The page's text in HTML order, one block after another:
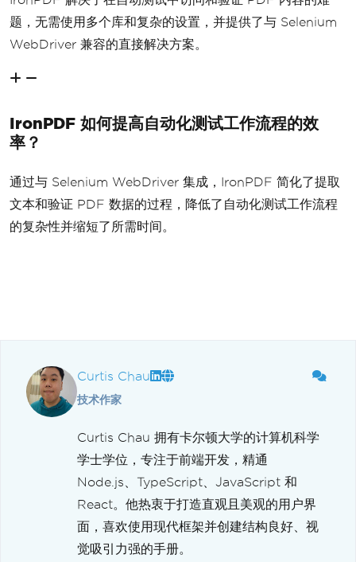
题，无需使用多个库和复杂的设置，并提供了与 Selenium
WebDriver 兼容的直接解决方案。
IronPDF 如何提高自动化测试工作流程的效
率？
通过与 Selenium WebDriver 集成，IronPDF 简化了提取
文本和验证 PDF 数据的过程，降低了自动化测试工作流程
的复杂性并缩短了所需时间。
Curtis Chau
技术作家
Curtis Chau 拥有卡尔顿大学的计算机科学
学士学位，专注于前端开发，精通
Node.js、TypeScript、JavaScript 和
React。他热衷于打造直观且美观的用户界
面，喜欢使用现代框架并创建结构良好、视
觉吸引力强的手册。